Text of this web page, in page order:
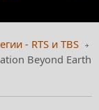
- RTS и TBS
Beyond Earth